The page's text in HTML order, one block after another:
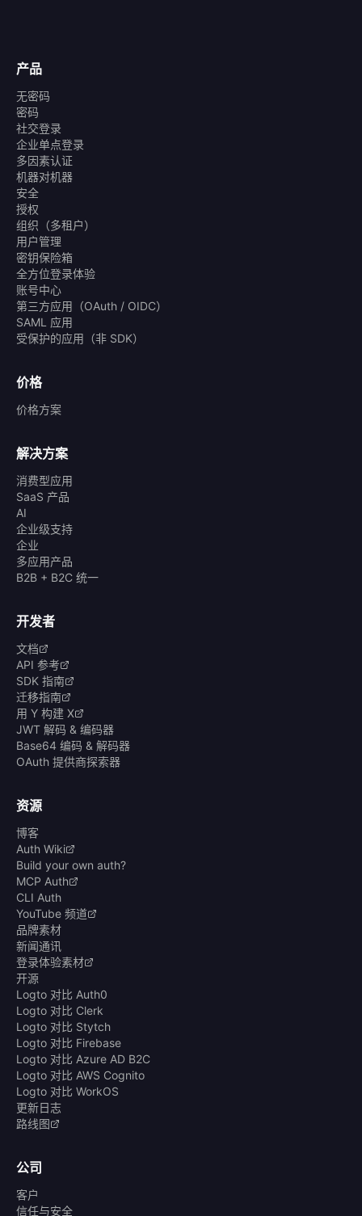
产品
无密码
密码
社交登录
企业单点登录
多因素认证
机器对机器
安全
授权
组织（多租户）
用户管理
密钥保险箱
全方位登录体验
账号中心
第三方应用（OAuth / OIDC）
SAML 应用
受保护的应用（非 SDK）
价格
价格方案
解决方案
消费型应用
SaaS 产品
AI
企业级支持
企业
多应用产品
B2B + B2C 统一
开发者
文档
API 参考
SDK 指南
迁移指南
用 Y 构建 X
JWT 解码 & 编码器
Base64 编码 & 解码器
OAuth 提供商探索器
资源
博客
Auth Wiki
Build your own auth?
MCP Auth
CLI Auth
YouTube 频道
品牌素材
新闻通讯
登录体验素材
开源
Logto 对比 Auth0
Logto 对比 Clerk
Logto 对比 Stytch
Logto 对比 Firebase
Logto 对比 Azure AD B2C
Logto 对比 AWS Cognito
Logto 对比 WorkOS
更新日志
路线图
公司
客户
信任与安全